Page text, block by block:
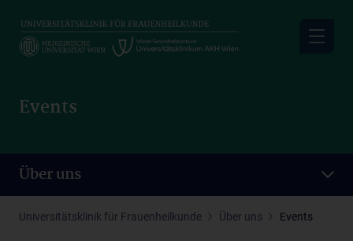
main
Events
Über uns
Universitätsklinik für Frauenheilkunde Über uns Events